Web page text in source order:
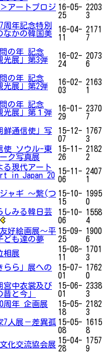
アートプロジ 16-05-
25
2203
3
周年記念特別
なかの韓国美
16-04-
11
2171
7
の年 記念
光展」第3弾
16-02-
24
2073
6
の年 記念
光展」第2弾
16-02-
03
2163
1
の年 記念
光展」第１弾
16-01-
29
2370
7
鮮通信使」写
15-12-
07
1767
3
使 ソウル-東
ク写真展
15-11-
26
2182
2
る現代アート
in Japan 20 15-11-
06
2407
1
ャギ ～繋(つ 15-10-
15
1995
0
しみる韓日芸
15-10-
06
1558
4
好絵画展～平
ども達の夢
15-09-
25
1900
6
相展
15-08-
11
1701
3
らら」展への
15-07-
01
1762
0
宮中衣裳及び
と今」
15-06-
01
2338
3
周年 企画展
15-05-
18
2182
3
7人展－差異孤 15-05-
08
1615
8
化交流協会展 15-04-
28
1757
9